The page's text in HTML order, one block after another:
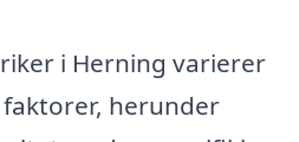
i Herning varierer
herunder